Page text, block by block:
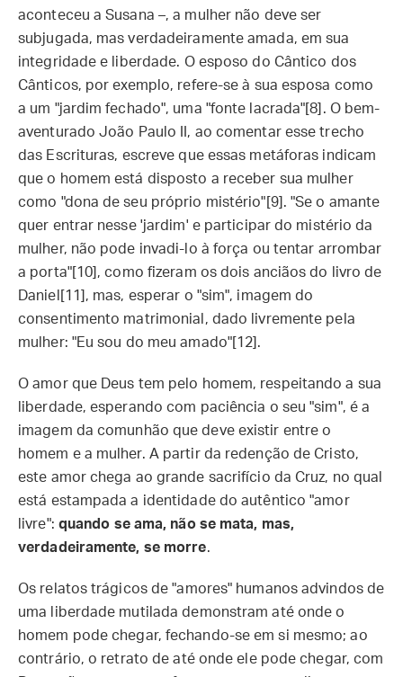
aconteceu a Susana –, a mulher não deve ser
subjugada, mas verdadeiramente amada, em sua
integridade e liberdade. O esposo do Cântico dos
Cânticos, por exemplo, refere-se à sua esposa como
a um "jardim fechado", uma "fonte lacrada"[8]. O bem-
aventurado João Paulo II, ao comentar esse trecho
das Escrituras, escreve que essas metáforas indicam
que o homem está disposto a receber sua mulher
como "dona de seu próprio mistério"[9]. "Se o amante
quer entrar nesse 'jardim' e participar do mistério da
mulher, não pode invadi-lo à força ou tentar arrombar
a porta"[10], como fizeram os dois anciãos do livro de
Daniel[11], mas, esperar o "sim", imagem do
consentimento matrimonial, dado livremente pela
mulher: "Eu sou do meu amado"[12].
O amor que Deus tem pelo homem, respeitando a sua
liberdade, esperando com paciência o seu "sim", é a
imagem da comunhão que deve existir entre o
homem e a mulher. A partir da redenção de Cristo,
este amor chega ao grande sacrifício da Cruz, no qual
está estampada a identidade do autêntico "amor
livre": quando se ama, não se mata, mas,
verdadeiramente, se morre.
Os relatos trágicos de "amores" humanos advindos de
uma liberdade mutilada demonstram até onde o
homem pode chegar, fechando-se em si mesmo; ao
contrário, o retrato de até onde ele pode chegar, com